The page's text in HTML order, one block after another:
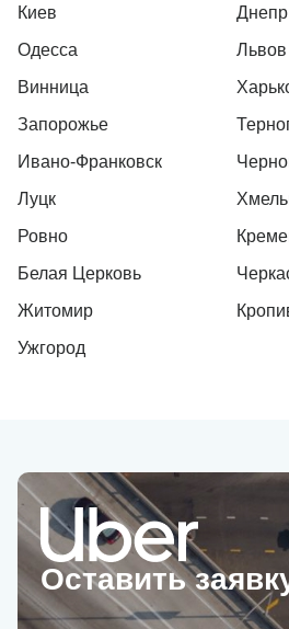
Киев
Днепр
Одесса
Львов
Винница
Запорожье
Ивано-Франковск
Луцк
Ровно
Белая Церковь
Житомир
Ужгород
Оставить